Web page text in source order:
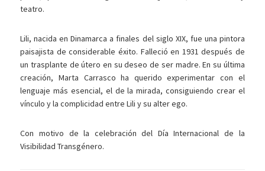
teatro.
Lili, nacida en Dinamarca a finales del siglo XIX, fue una pintora
paisajista de considerable éxito. Falleció en 1931 después de
un trasplante de útero en su deseo de ser madre. En su última
creación, Marta Carrasco ha querido experimentar con el
lenguaje más esencial, el de la mirada, consiguiendo crear el
vínculo y la complicidad entre Lili y su alter ego.
Con motivo de la celebración del Día Internacional de la
Visibilidad Transgénero.